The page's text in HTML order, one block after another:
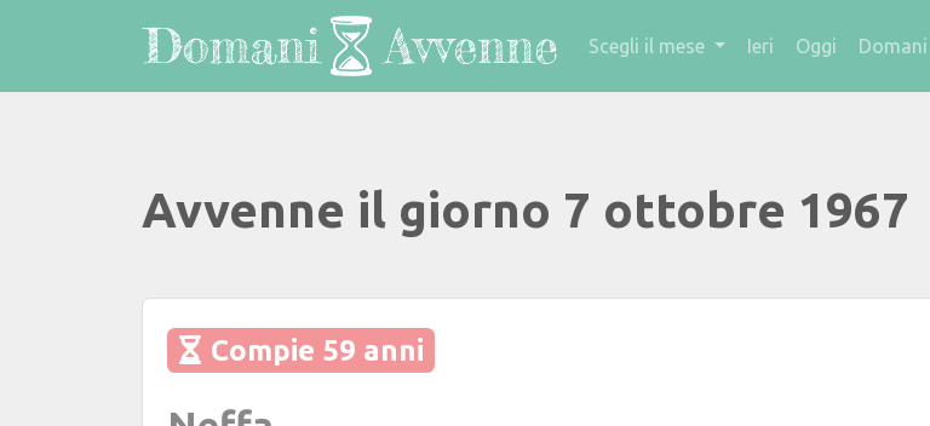
Scegli il mese Ieri Oggi Domani
Avvenne il giorno 7 ottobre 1967
Compie 59 anni